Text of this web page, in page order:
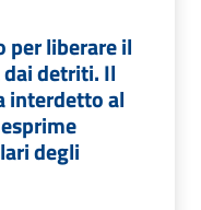
per liberare il
detriti. Il
interdetto al
degli